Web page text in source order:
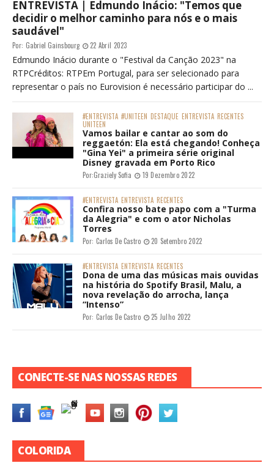
ENTREVISTA | Edmundo Inácio: "Temos que
decidir o melhor caminho para nós e o mais
saudável"
Por: Gabriel Gainsbourg 22 Abril 2023
Edmundo Inácio durante o "Festival da Canção 2023" na
RTPCréditos: RTPEm Portugal, para ser selecionado para
representar o país no Eurovision é necessário participar do ...
#ENTREVISTA #UNITEEN DESTAQUE ENTREVISTA RECENTES
UNITEEN
Vamos bailar e cantar ao som do
reggaetón: Ela está chegando! Conheça
"Gina Yei" a primeira série original
Disney gravada em Porto Rico
Por:Graziely Sofia 19 Dezembro 2022
#ENTREVISTA ENTREVISTA RECENTES
Confira nosso bate papo com a "Turma
da Alegria" e com o ator Nicholas
Torres
Por: Carlos De Castro 20 Setembro 2022
#ENTREVISTA ENTREVISTA RECENTES
Dona de uma das músicas mais ouvidas
na história do Spotify Brasil, Malu, a
nova revelação do arrocha, lança
“Intenso”
Por: Carlos De Castro 25 Julho 2022
CONECTE-SE NAS NOSSAS REDES
COLORIDA